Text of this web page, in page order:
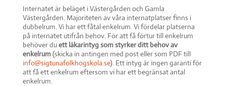
Internatet är beläget i Västergården och Gamla
Västergården. Majoriteten av våra internatplatser finns i
dubbelrum. Vi har ett fåtal enkelrum. Vi fördelar platserna
på internatet utifrån behov. För att få förtur till enkelrum
behöver duett läkarintyg som styrker ditt behov av
enkelrum(skicka in antingen med post eller som PDF till
info@sigtunafolkhogskola.se). Ett intyg är ingen garanti för
att få ett enkelrum eftersom vi har ett begränsat antal
enkelrum.